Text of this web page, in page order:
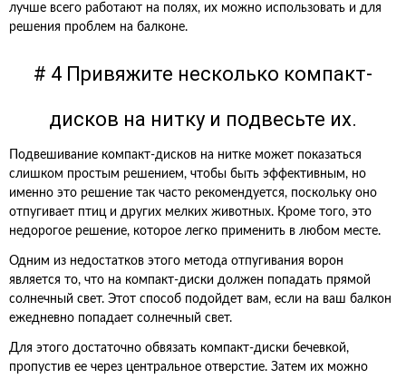
лучше всего работают на полях, их можно использовать и для
решения проблем на балконе.
# 4 Привяжите несколько компакт-
дисков на нитку и подвесьте их.
Подвешивание компакт-дисков на нитке может показаться
слишком простым решением, чтобы быть эффективным, но
именно это решение так часто рекомендуется, поскольку оно
отпугивает птиц и других мелких животных. Кроме того, это
недорогое решение, которое легко применить в любом месте.
Одним из недостатков этого метода отпугивания ворон
является то, что на компакт-диски должен попадать прямой
солнечный свет. Этот способ подойдет вам, если на ваш балкон
ежедневно попадает солнечный свет.
Для этого достаточно обвязать компакт-диски бечевкой,
пропустив ее через центральное отверстие. Затем их можно